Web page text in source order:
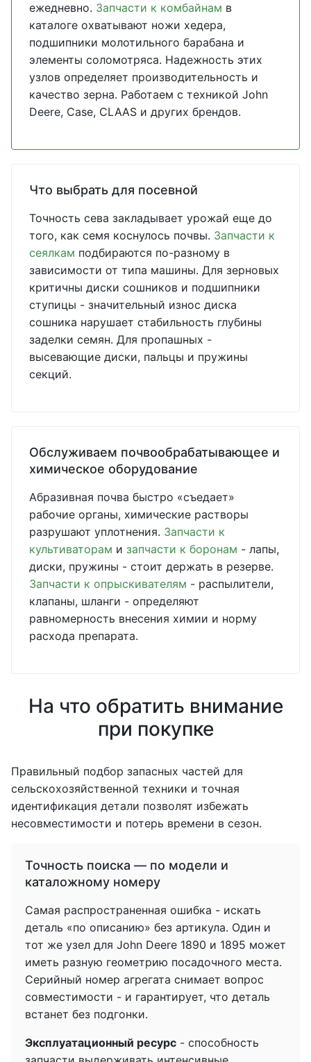
ежедневно. Запчасти к комбайнам в
каталоге охватывают ножи хедера,
подшипники молотильного барабана и
элементы соломотряса. Надежность этих
узлов определяет производительность и
качество зерна. Работаем с техникой John
Deere, Case, CLAAS и других брендов.
Что выбрать для посевной
Точность сева закладывает урожай еще до
того, как семя коснулось почвы. Запчасти к
сеялкам подбираются по-разному в
зависимости от типа машины. Для зерновых
критичны диски сошников и подшипники
ступицы - значительный износ диска
сошника нарушает стабильность глубины
заделки семян. Для пропашных -
высевающие диски, пальцы и пружины
секций.
Обслуживаем почвообрабатывающее и
химическое оборудование
Абразивная почва быстро «съедает»
рабочие органы, химические растворы
разрушают уплотнения. Запчасти к
культиваторам и запчасти к боронам - лапы,
диски, пружины - стоит держать в резерве.
Запчасти к опрыскивателям - распылители,
клапаны, шланги - определяют
равномерность внесения химии и норму
расхода препарата.
На что обратить внимание
при покупке
Правильный подбор запасных частей для
сельскохозяйственной техники и точная
идентификация детали позволят избежать
несовместимости и потерь времени в сезон.
Точность поиска — по модели и
каталожному номеру
Самая распространенная ошибка - искать
деталь «по описанию» без артикула. Один и
тот же узел для John Deere 1890 и 1895 может
иметь разную геометрию посадочного места.
Серийный номер агрегата снимает вопрос
совместимости - и гарантирует, что деталь
встанет без подгонки.
Эксплуатационный ресурс - способность